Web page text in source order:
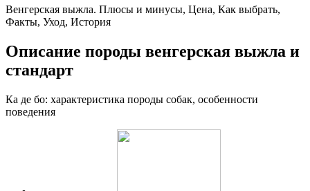
Венгерская выжла. Плюсы и минусы, Цена, Как выбрать,
Факты, Уход, История
Описание породы венгерская выжла и
стандарт
Ка де бо: характеристика породы собак, особенности
поведения